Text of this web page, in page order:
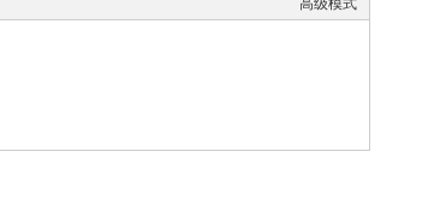
高级模式